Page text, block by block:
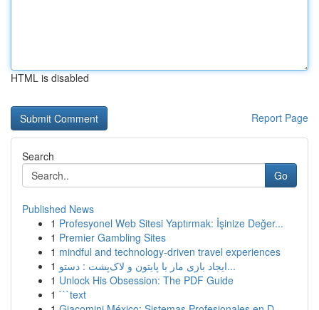
HTML is disabled
Report Page
Search
Go
Published News
1 Profesyonel Web Sitesi Yaptırmak: İşinize Değer...
1 Premier Gambling Sites
1 mindful and technology-driven travel experiences
1
ایجاد بازی مار با پایتون و لاک‌پشت : دستو...
1 Unlock His Obsession: The PDF Guide
1 ```text